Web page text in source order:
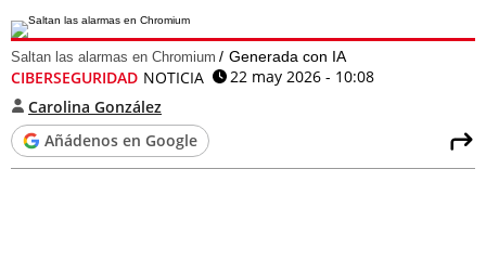
Saltan las alarmas en Chromium Generada con IA
CIBERSEGURIDAD NOTICIA
22 may 2026 - 10:08
Carolina González
Añádenos en Google